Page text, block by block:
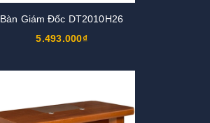
Bàn Giám Đốc DT2010H26
5.493.000₫